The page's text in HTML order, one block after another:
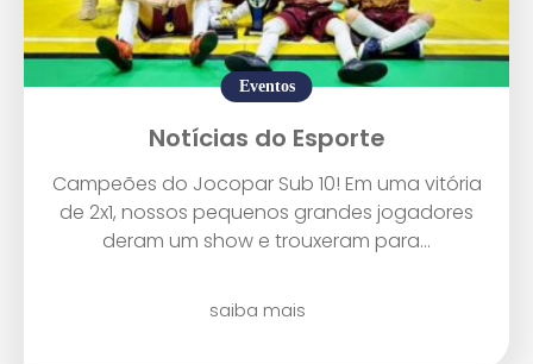
Eventos
Notícias do Esporte
Campeões do Jocopar Sub 10! Em uma vitória
de 2x1, nossos pequenos grandes jogadores
deram um show e trouxeram para...
saiba mais
Enviar E-mail